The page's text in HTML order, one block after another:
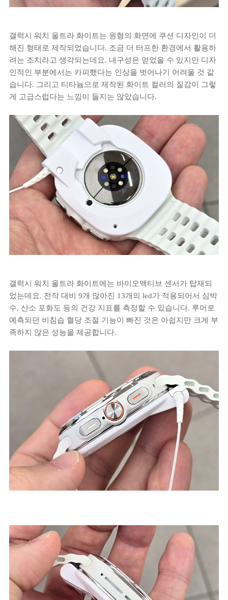
갤럭시 워치 울트라 화이트는 원형의 화면에 쿠션 디자인이 더
해진 형태로 제작되었습니다. 조금 더 터프한 환경에서 활용하
려는 조치라고 생각되는데요. 내구성은 얻었을 수 있지만 디자
인적인 부분에서는 카피했다는 인상을 벗어나기 어려울 것 같
습니다. 그리고 티타늄으로 제작된 화이트 컬러의 질감이 그렇
게 고급스럽다는 느낌이 들지는 않았습니다.
갤럭시 워치 울트라 화이트에는 바이오액티브 센서가 탑재되
었는데요. 전작 대비 9개 많아진 13개의 led가 적용되어서 심박
수, 산소 포화도 등의 건강 지표를 측정할 수 있습니다. 루머로
예측되던 비침습 혈당 조절 기능이 빠진 것은 아쉽지만 크게 부
족하지 않은 성능을 제공합니다.